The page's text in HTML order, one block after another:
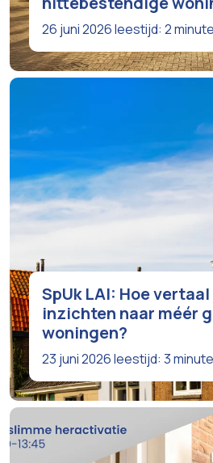
26 juni 2026leestijd: 2
SpUk LAI: Hoe vertaal
inzichten naar méér
woningen?
23 juni 2026leestijd: 3